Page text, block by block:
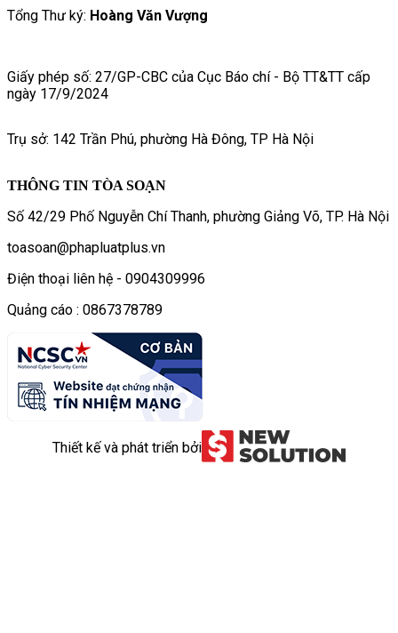
Tổng Thư ký: Hoàng Văn Vượng
Giấy phép số: 27/GP-CBC của Cục Báo chí - Bộ TT&TT cấp
ngày 17/9/2024
Trụ sở: 142 Trần Phú, phường Hà Đông, TP Hà Nội
THÔNG TIN TÒA SOẠN
Số 42/29 Phố Nguyễn Chí Thanh, phường Giảng Võ, TP. Hà Nội
toasoan@phapluatplus.vn
Điện thoại liên hệ - 0904309996
Quảng cáo : 0867378789
Thiết kế và phát triển bởi